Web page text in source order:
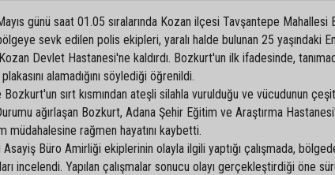
günü saat 01.05 sıralarında Kozan ilçesi Tavşantepe
sevk edilen polis ekipleri, yaralı halde bulunan 25 yaşındaki
Devlet Hastanesi'ne kaldırdı. Bozkurt'un ilk ifadesinde,
alamadığını söylediği öğrenildi.
sırt kısmından ateşli silahla vurulduğu ve vücudunun
ağırlaşan Bozkurt, Adana Şehir Eğitim ve Araştırma
müdahalesine rağmen hayatını kaybetti.
Büro Amirliği ekiplerinin olayla ilgili yaptığı çalışmada,
incelendi. Yapılan çalışmalar sonucu olayı gerçekleştirdiği öne